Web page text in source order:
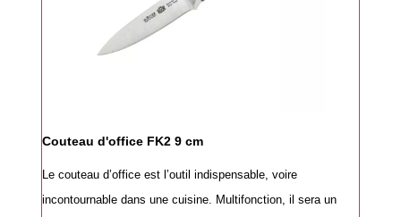
Couteau d'office FK2 9 cm
Le couteau d’office est l’outil indispensable, voire
incontournable dans une cuisine. Multifonction, il sera un